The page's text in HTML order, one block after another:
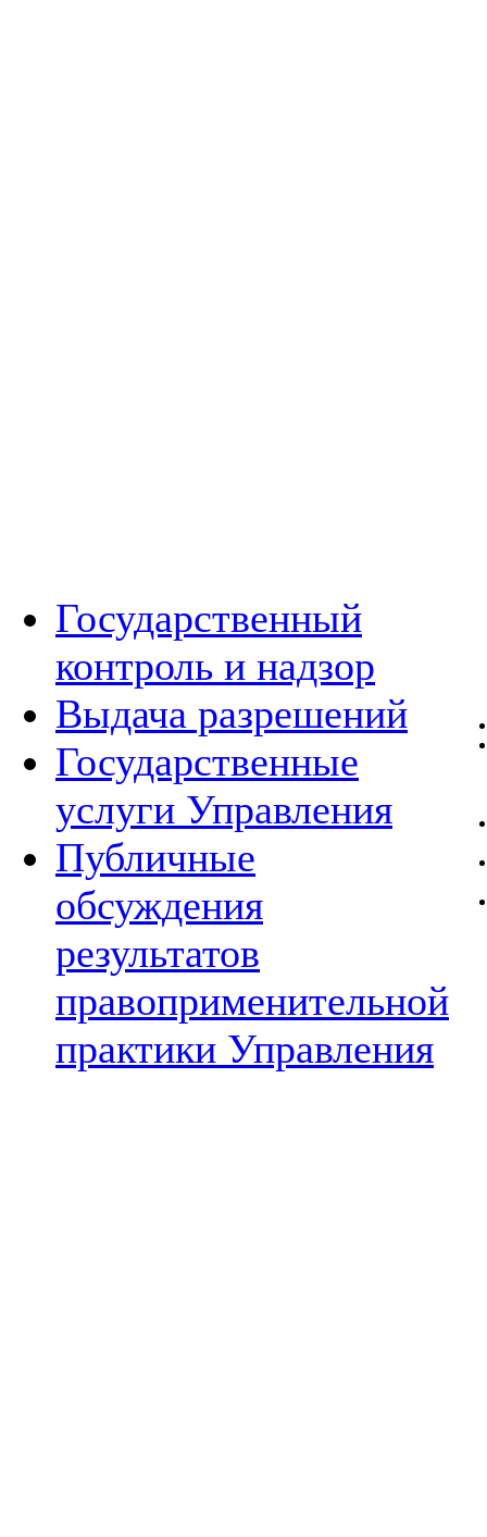
Государственный
контроль и надзор
Выдача разрешений
Государственные
услуги Управления
Публичные
обсуждения
результатов
правоприменительной
практики Управления